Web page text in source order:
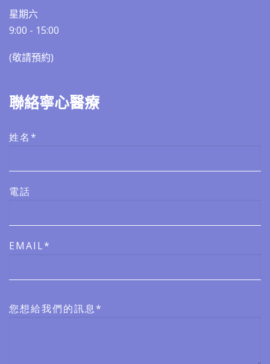
星期六
9:00 - 15:00
(敬請預約)​​
聯絡寧心醫療
姓名*
電話
EMAIL*
您想給我們的訊息*